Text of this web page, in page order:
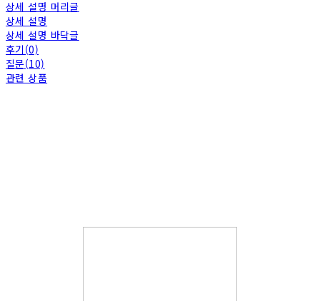
상세 설명 머리글
상세 설명
상세 설명 바닥글
후기(0)
질문(10)
관련 상품